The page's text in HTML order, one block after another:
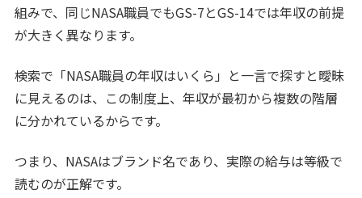
組みで、同じNASA職員でもGS-7とGS-14では年収の前提
が大きく異なります。
検索で「NASA職員の年収はいくら」と一言で探すと曖昧
に見えるのは、この制度上、年収が最初から複数の階層
に分かれているからです。
つまり、NASAはブランド名であり、実際の給与は等級で
読むのが正解です。